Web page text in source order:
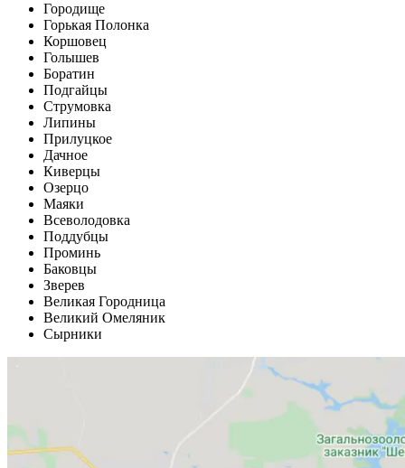
Городище
Горькая Полонка
Коршовец
Голышев
Боратин
Подгайцы
Струмовка
Липины
Прилуцкое
Дачное
Киверцы
Озерцо
Маяки
Всеволодовка
Поддубцы
Проминь
Баковцы
Зверев
Великая Городница
Великий Омеляник
Сырники